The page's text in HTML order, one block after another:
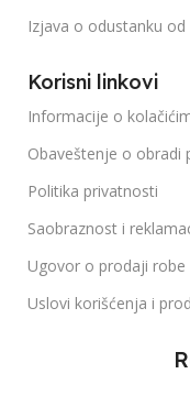
Izjava o odustanku
Korisni linkovi
Informacije o
Obaveštenje o obradi
Politika privatnosti
Saobraznost i
Ugovor o prodaji robe
Uslovi korišćenja i